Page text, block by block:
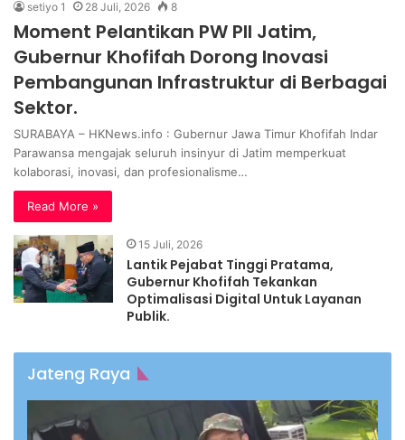
setiyo 1 28 Juli, 2026 8
Moment Pelantikan PW PII Jatim,
Gubernur Khofifah Dorong Inovasi
Pembangunan Infrastruktur di Berbagai
Sektor.
SURABAYA – HKNews.info : Gubernur Jawa Timur Khofifah Indar
Parawansa mengajak seluruh insinyur di Jatim memperkuat
kolaborasi, inovasi, dan profesionalisme…
Read More »
15 Juli, 2026
Lantik Pejabat Tinggi Pratama,
Gubernur Khofifah Tekankan
Optimalisasi Digital Untuk Layanan
Publik.
Jateng Raya